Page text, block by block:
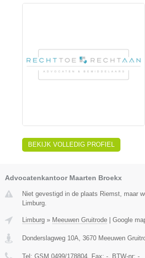
BEKIJK VOLLEDIG PROFIEL
Advocatenkantoor Maarten Broekx
Niet gevestigd in de plaats Riemst, maar
Limburg.
Limburg » Meeuwen Gruitrode | Google
Donderslagweg 10A 3670 Meeuwen
Tel: GSM 0499/178804 , Fax: - , BTW-nr: -